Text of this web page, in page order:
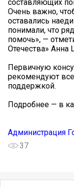
составляющих
Очень важно,
оставались
понимали, что
помочь», —
Отечества» Анна
Первичную
рекомендуют
поддержкой.
Подробнее — в
Администрация
37